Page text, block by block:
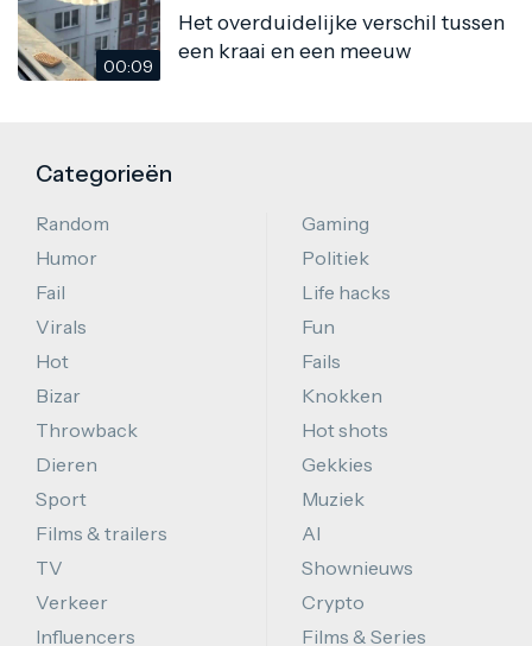
00:09
Het overduidelijke verschil tussen
een kraai en een meeuw
Categorieën
Random
Humor
Fail
Virals
Hot
Bizar
Throwback
Dieren
Sport
Films & trailers
TV
Verkeer
Influencers
Gaming
Politiek
Life hacks
Fun
Fails
Knokken
Hot shots
Gekkies
Muziek
AI
Shownieuws
Crypto
Films & Series